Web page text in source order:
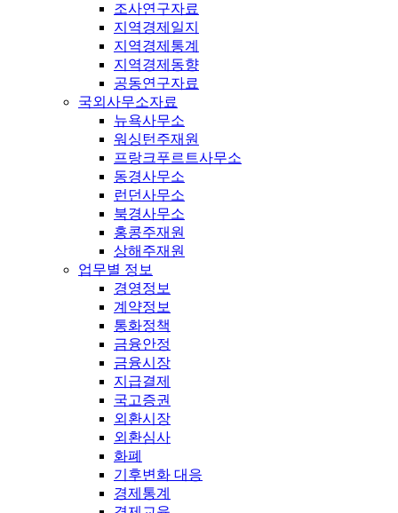
조사연구자료
지역경제일지
지역경제통계
지역경제동향
공동연구자료
국외사무소자료
뉴욕사무소
워싱턴주재원
프랑크푸르트사무소
동경사무소
런던사무소
북경사무소
홍콩주재원
상해주재원
업무별 정보
경영정보
계약정보
통화정책
금융안정
금융시장
지급결제
국고증권
외환시장
외환심사
화폐
기후변화 대응
경제통계